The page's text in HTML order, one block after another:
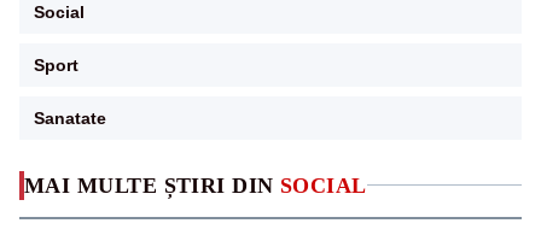
MAI MULTE ȘTIRI DIN SOCIAL
Social
Sport
Sanatate